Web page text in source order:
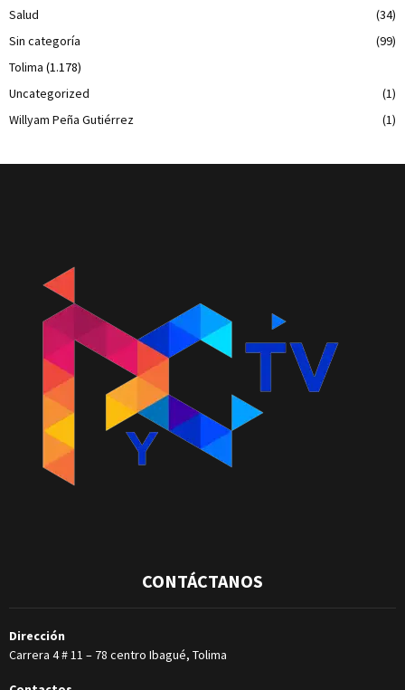
Salud
(34)
Sin categoría
(99)
Tolima (1.178)
Uncategorized
(1)
Willyam Peña Gutiérrez
(1)
CONTÁCTANOS
Dirección
Carrera 4 # 11 – 78 centro Ibagué, Tolima